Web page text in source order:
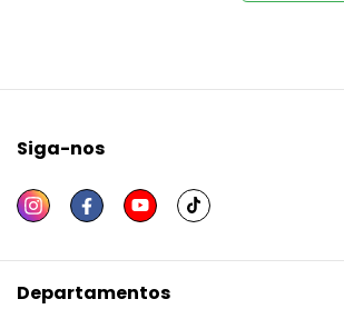
Siga-nos
Departamentos